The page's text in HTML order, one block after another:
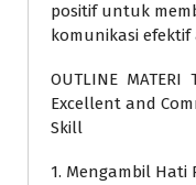
positif untuk
komunikasi
OUTLINE MATERI
Excellent and
Skill
1. Mengambil Hati